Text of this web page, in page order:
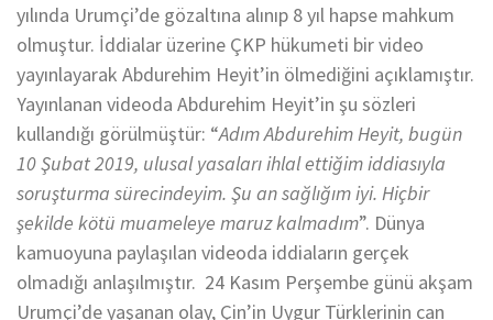
yılında Urumçi’de gözaltına alınıp 8 yıl hapse mahkum
olmuştur. İddialar üzerine ÇKP hükumeti bir video
yayınlayarak Abdurehim Heyit’in ölmediğini açıklamıştır.
Yayınlanan videoda Abdurehim Heyit’in şu sözleri
kullandığı görülmüştür: “Adım Abdurehim Heyit, bugün
10 Şubat 2019, ulusal yasaları ihlal ettiğim iddiasıyla
soruşturma sürecindeyim. Şu an sağlığım iyi. Hiçbir
şekilde kötü muameleye maruz kalmadım”. Dünya
kamuoyuna paylaşılan videoda iddiaların gerçek
olmadığı anlaşılmıştır. 24 Kasım Perşembe günü akşam
Urumçi’de yaşanan olay, Çin’in Uygur Türklerinin can